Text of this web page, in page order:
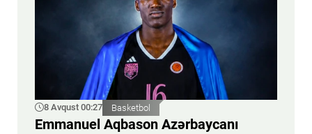
8 Avqust 00:27 Basketbol
Emmanuel Aqbason Azərbaycanı